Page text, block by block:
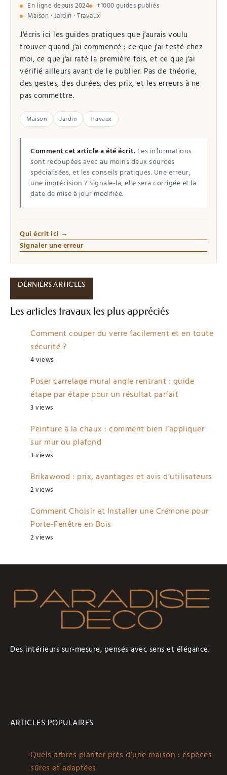
En ligne depuis 2024
+1000 guides publiés
Maison · Jardin · Travaux
J'écris ici les guides pratiques que j'aurais voulu
trouver quand j'ai commencé : ce que j'ai testé chez
moi, ce que j'ai raté la première fois, et ce que j'ai
vérifié ailleurs avant de le publier. Pas de théorie,
des gestes, des durées, des prix, et les erreurs à ne
pas commettre.
Maison Jardin Travaux
Comment cet article a été écrit. Les informations
sont recoupées avec au moins deux sources
spécialisées, et les conseils pratiques. Une erreur,
une imprécision ? Signale-la, elle sera corrigée et la
date de mise à jour modifiée.
Qui écrit ici →
Signaler une erreur
DERNIERS ARTICLES
Les articles travaux les plus appréciés
Comment couper du verre facilement et en toute
sécurité ?
4 views
Poser carrelage mural angle rentrant : guide
étape par étape pour un résultat parfait
3 views
Peinture à la chaux : comment bien l’appliquer
sur mur ou plafond
3 views
Brikawood : prix, avantages et avis d’utilisateurs
2 views
Comment Choisir et Installer une Crémone pour
Porte-Fenêtre en Bois
2 views
Des intérieurs sur-mesure, pensés avec sens et élégance.
ARTICLES POPULAIRES
Quels arbres planter près d’une maison : espèces
sûres et adaptées